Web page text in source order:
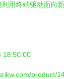
用终端驱动面
18:50:00
product/